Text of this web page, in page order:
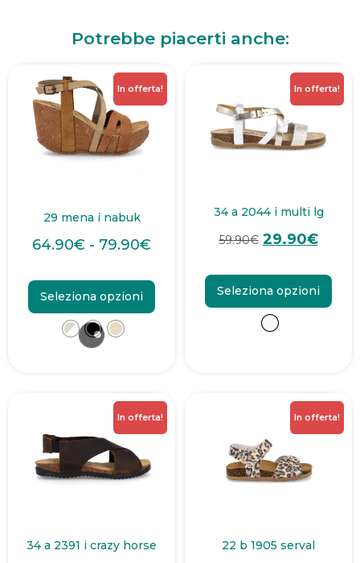
Potrebbe piacerti anche:
In offerta!
29 mena i nabuk
64.90€ - 79.90€
Seleziona opzioni
In offerta!
34 a 2044 i multi lg
59.90€ 29.90€
Seleziona opzioni
In offerta!
34 a 2391 i crazy horse
In offerta!
22 b 1905 serval